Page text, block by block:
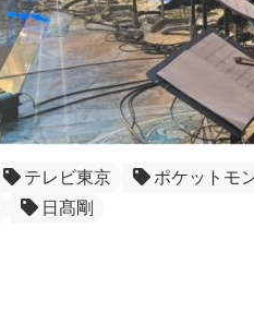
テレビ東京 ポケットモ
日髙剛